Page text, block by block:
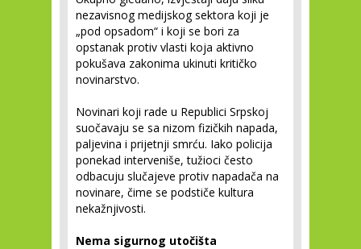
nezavisnog medijskog sektora koji je
„pod opsadom“ i koji se bori za
opstanak protiv vlasti koja aktivno
pokušava zakonima ukinuti kritičko
novinarstvo.
Novinari koji rade u Republici Srpskoj
suočavaju se sa nizom fizičkih napada,
paljevina i prijetnji smrću. Iako policija
ponekad interveniše, tužioci često
odbacuju slučajeve protiv napadača na
novinare, čime se podstiče kultura
nekažnjivosti.
Nema sigurnog utočišta